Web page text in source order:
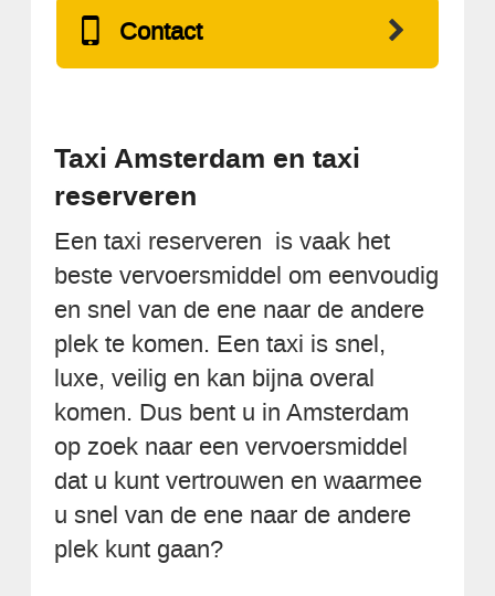
Contact
Taxi Amsterdam en taxi
reserveren
Een taxi reserveren is vaak het
beste vervoersmiddel om eenvoudig
en snel van de ene naar de andere
plek te komen. Een taxi is snel,
luxe, veilig en kan bijna overal
komen. Dus bent u in Amsterdam
op zoek naar een vervoersmiddel
dat u kunt vertrouwen en waarmee
u snel van de ene naar de andere
plek kunt gaan?